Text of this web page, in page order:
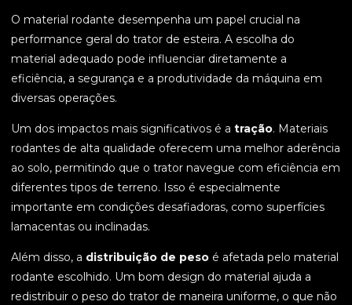
O material rodante desempenha um papel crucial na
performance geral do trator de esteira. A escolha do
material adequado pode influenciar diretamente a
eficiência, a segurança e a produtividade da máquina em
diversas operações.
Um dos impactos mais significativos é a tração. Materiais
rodantes de alta qualidade oferecem uma melhor aderência
ao solo, permitindo que o trator navegue com eficiência em
diferentes tipos de terreno. Isso é especialmente
importante em condições desafiadoras, como superfícies
lamacentas ou inclinadas.
Além disso, a distribuição de peso é afetada pelo material
rodante escolhido. Um bom design do material ajuda a
redistribuir o peso do trator de maneira uniforme, o que não